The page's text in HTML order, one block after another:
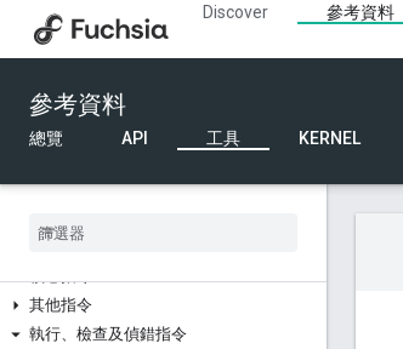
Discover 參考資料
參考資料
總覽 API 工具 KERNEL
fx 指令
建構指令
開發人員工具指令
裝置探索指令
診斷指令
內部 API 指令
其他指令
執行、檢查及偵錯指令